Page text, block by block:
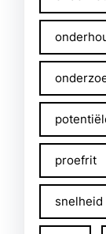
proefrit
snelheid